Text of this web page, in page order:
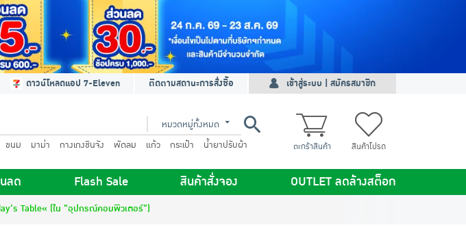
ดาวน์โหลดแอป 7-Eleven ติดตามสถานะการสั่งซื้อ เข้าสู่ระบบ | สมัครสมาชิก
หมวดหมู่ทั้งหมด
ขนม มาม่า กางเกงชินจัง พัดลม แก้ว กระเป๋า
น้ำยาปรับผ้า
ตะกร้าสินค้า สินค้าโปรด
ลด Flash Sale สินค้าสั่งจอง OUTLET ลดล้างสต็อก
Table« (ใน "อุปกรณ์คอมพิวเตอร์")